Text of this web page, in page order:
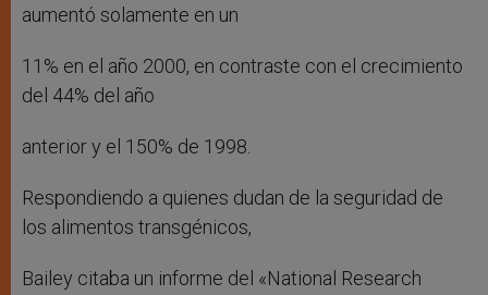
aumentó solamente en un
11% en el año 2000, en contraste con el crecimiento
del 44% del año
anterior y el 150% de 1998.
Respondiendo a quienes dudan de la seguridad de
los alimentos transgénicos,
Bailey citaba un informe del «National Research